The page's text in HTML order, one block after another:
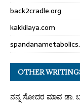
back2cradle.org
kakkilaya.com
OTHER
ನನ್ನ ಸೋದರ ಮಾವ ಡಾ.